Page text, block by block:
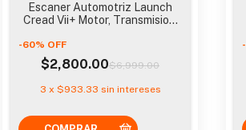
Escaner Automotriz Launch
Cread Vii+ Motor, Transmision,
-60% OFF
$2,800.00$6,999.00
3 x $933.33 sin intereses
-